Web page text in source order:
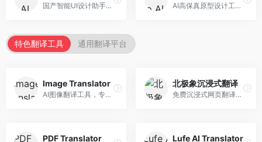
国产智能UI设计助手，专注于界面设计自动化。面向UI设计师，提供界面生成、组件设计、设计系统构建等服务，中文用户适配性好。 AI高保真原型设计工具，专注于UI界面生成。面向设计师和产品团队，提供界面生成、交互设计、设计优化等服务，界面质量高。
特色翻译工具 通用翻译平台
Image Translator
AI图像翻译工具，专注于图片文字翻译。面向设计师和电商从业者，提供图片文字识别、翻译、替换等服务，图像翻译效果好。
北极象沉浸式翻译
免费沉浸式网页翻译工具，专注于阅读体验。面向普通用户，提供网页双语翻译、文档翻译等服务，免费使用，翻译质量高。
PDF Translator Lufe AI Translator